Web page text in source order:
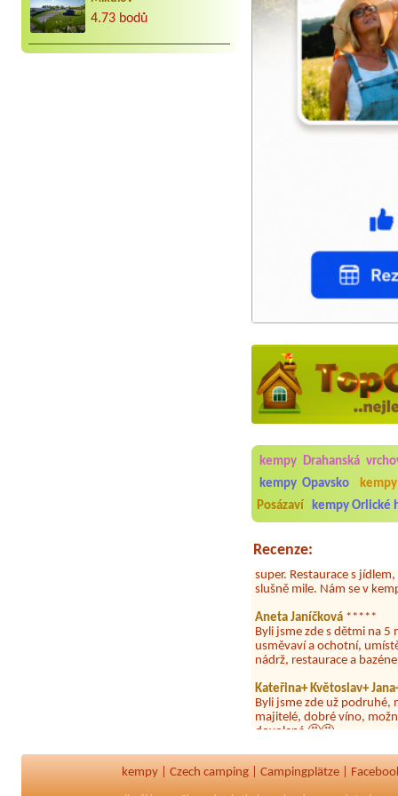
4.73 bodů
kempy Drahanská
kempy Opavsko
Posázaví
kempy Orlické
Recenze:
Byli jsme zde v týdnu od
utěrky, což při množství
velice zklamalo byl
Jana*****
super. Restaurace s
Aneta Janíčková *****
Byli jsme zde s dětmi na
usměvaví a ochotní,
nádrž, restaurace a
Kateřina+ Květoslav+
Byli jsme zde už podruhé,
majitelé, dobré víno,
dovolená 🤩🤩
dny tam nebylo ani mýdlo.
Jan Novotný ****
kempy Czech camping Campingplätze